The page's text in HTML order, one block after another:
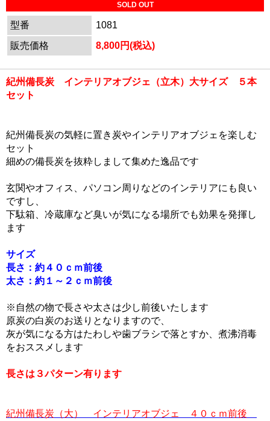
SOLD OUT
型番
1081
販売価格
8,800円(税込)
紀州備長炭 インテリアオブジェ（立木）大サイズ ５本
セット
紀州備長炭の気軽に置き炭やインテリアオブジェを楽しむ
セット
細めの備長炭を抜粋しまして集めた逸品です
玄関やオフィス、パソコン周りなどのインテリアにも良い
ですし、
下駄箱、冷蔵庫など臭いが気になる場所でも効果を発揮し
ます
サイズ
長さ：約４０ｃｍ前後
太さ：約１～２ｃｍ前後
※自然の物で長さや太さは少し前後いたします
原炭の白炭のお送りとなりますので、
灰が気になる方はたわしや歯ブラシで落とすか、煮沸消毒
をおススメします
長さは３パターン有ります
紀州備長炭（大） インテリアオブジェ ４０ｃｍ前後